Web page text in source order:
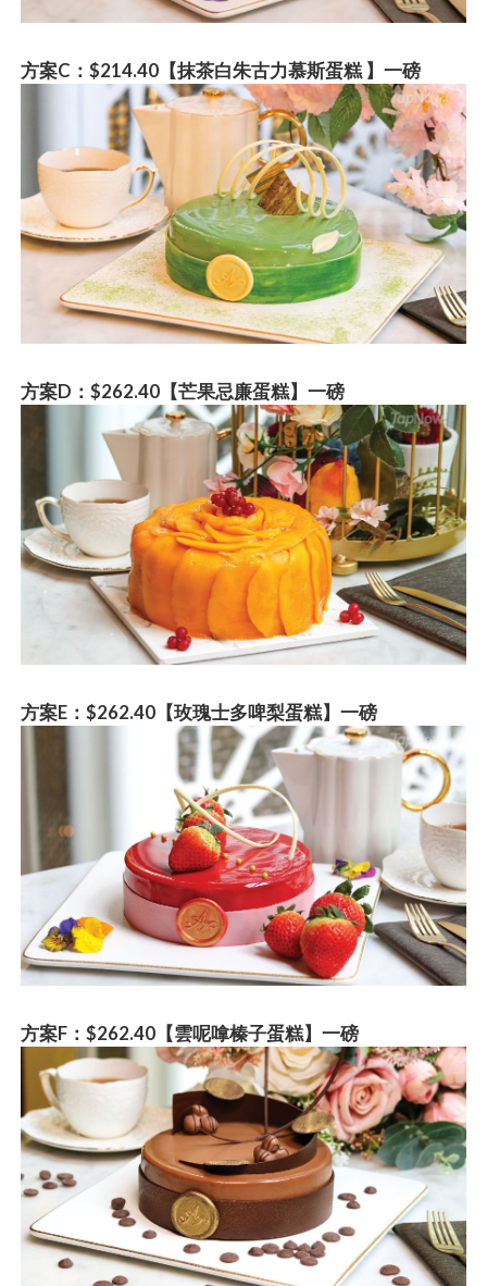
方案C：$214.40【抹茶白朱古力慕斯蛋糕 】一磅
方案D：$262.40【芒果忌廉蛋糕】一磅
方案E：$262.40【玫瑰士多啤梨蛋糕】一磅
方案F：$262.40【雲呢嗱榛子蛋糕】一磅